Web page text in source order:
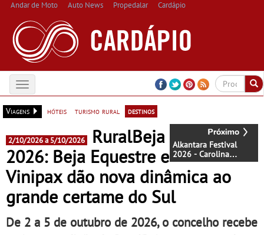
Andar de Moto Auto News Propedalar Cardápio
Toggle
navigation
Viagens
hóteis turismo rural destinos
Alkantara Festival
2026 - Carolina
Bianchi, Idio Chichava,
Cão Solteiro e
Alessandro Sciarroni
entre os primeiros
nomes confirmados -
Novembro em Lisboa
2/10/2026 a 5/10/2026
RuralBeja
2026: Beja Equestre e
Vinipax dão nova dinâmica ao
grande certame do Sul
De 2 a 5 de outubro de 2026, o concelho recebe